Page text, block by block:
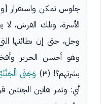
جلوس تمكن واستقرار
الأسرة، وتلك الفرش،
وجل، حتى إن بطائنها
وهو أحسن الحرير
بشرتهم؟! (٣)
وَجَنَى
أي: وثمر هاتين الجنتين